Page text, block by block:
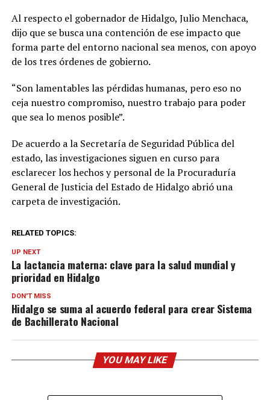
Al respecto el gobernador de Hidalgo, Julio Menchaca,
dijo que se busca una contención de ese impacto que
forma parte del entorno nacional sea menos, con apoyo
de los tres órdenes de gobierno.
“Son lamentables las pérdidas humanas, pero eso no
ceja nuestro compromiso, nuestro trabajo para poder
que sea lo menos posible”.
De acuerdo a la Secretaría de Seguridad Pública del
estado, las investigaciones siguen en curso para
esclarecer los hechos y personal de la Procuraduría
General de Justicia del Estado de Hidalgo abrió una
carpeta de investigación.
RELATED TOPICS:
UP NEXT
La lactancia materna: clave para la salud mundial y
prioridad en Hidalgo
DON'T MISS
Hidalgo se suma al acuerdo federal para crear Sistema
de Bachillerato Nacional
YOU MAY LIKE